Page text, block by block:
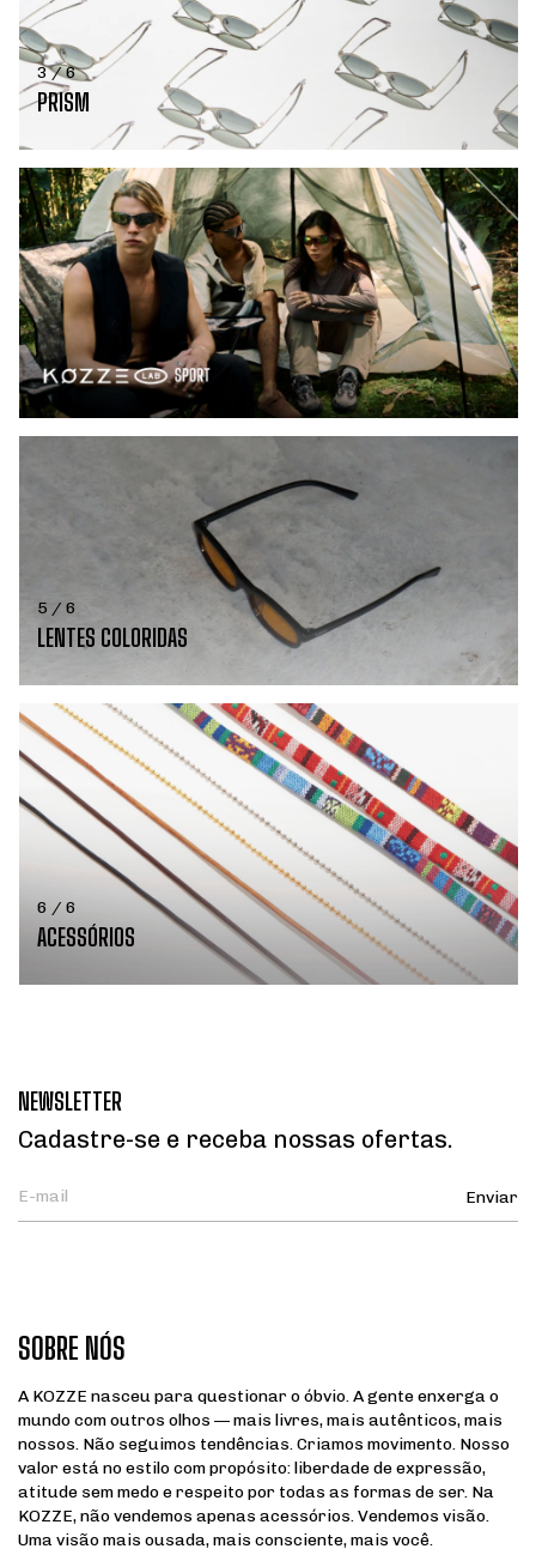
3 / 6
PRISM
5 / 6
LENTES COLORIDAS
6 / 6
ACESSÓRIOS
NEWSLETTER
Cadastre-se e receba nossas ofertas.
SOBRE NÓS
A KOZZE nasceu para questionar o óbvio. A gente enxerga o
mundo com outros olhos — mais livres, mais autênticos, mais
nossos. Não seguimos tendências. Criamos movimento. Nosso
valor está no estilo com propósito: liberdade de expressão,
atitude sem medo e respeito por todas as formas de ser. Na
KOZZE, não vendemos apenas acessórios. Vendemos visão.
Uma visão mais ousada, mais consciente, mais você.